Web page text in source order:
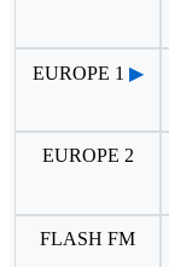
EUROPE 1 ▶
EUROPE 2
FLASH FM